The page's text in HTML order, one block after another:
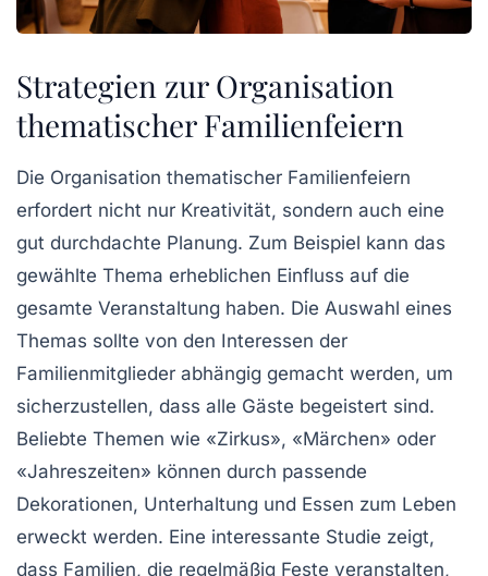
Strategien zur Organisation
thematischer Familienfeiern
Die Organisation thematischer Familienfeiern
erfordert nicht nur Kreativität, sondern auch eine
gut durchdachte Planung. Zum Beispiel kann das
gewählte Thema erheblichen Einfluss auf die
gesamte Veranstaltung haben. Die Auswahl eines
Themas sollte von den Interessen der
Familienmitglieder abhängig gemacht werden, um
sicherzustellen, dass alle Gäste begeistert sind.
Beliebte Themen wie «Zirkus», «Märchen» oder
«Jahreszeiten» können durch passende
Dekorationen, Unterhaltung und Essen zum Leben
erweckt werden. Eine interessante Studie zeigt,
dass Familien, die regelmäßig Feste veranstalten,